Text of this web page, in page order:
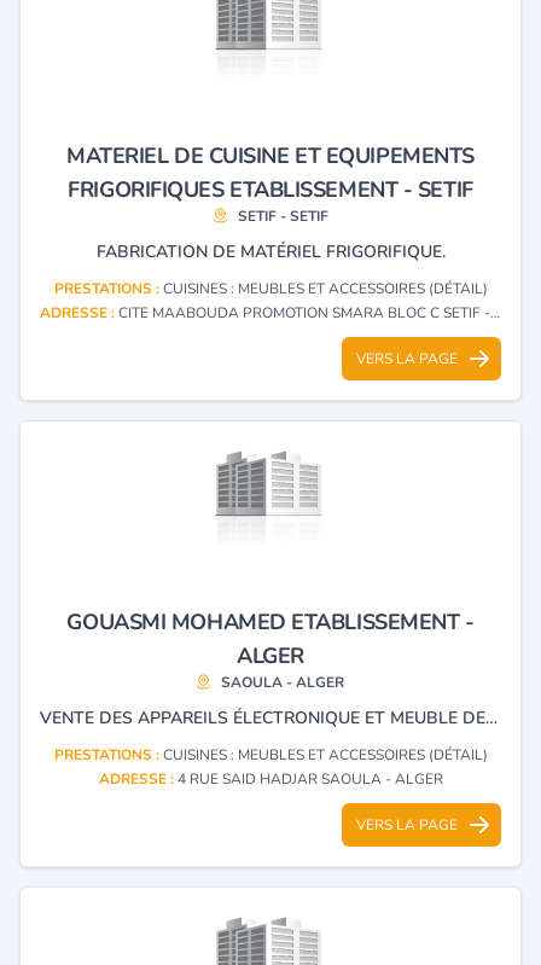
MATERIEL DE CUISINE ET EQUIPEMENTS
FRIGORIFIQUES ETABLISSEMENT - SETIF
SETIF - SETIF
FABRICATION DE MATÉRIEL FRIGORIFIQUE.
PRESTATIONS :CUISINES : MEUBLES ET ACCESSOIRES (DÉTAIL)
ADRESSE :CITE MAABOUDA PROMOTION SMARA BLOC C SETIF - SETIF
VERS LA PAGE
GOUASMI MOHAMED ETABLISSEMENT -
ALGER
SAOULA - ALGER
VENTE DES APPAREILS ÉLECTRONIQUE ET MEUBLE DE CUISINE
PRESTATIONS :CUISINES : MEUBLES ET ACCESSOIRES (DÉTAIL)
ADRESSE :4 RUE SAID HADJAR SAOULA - ALGER
VERS LA PAGE